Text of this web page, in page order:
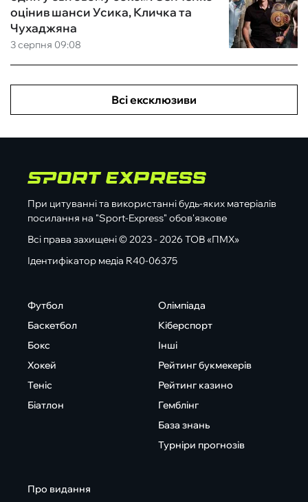
3 серпня 09:08
оцінив шанси Усика, Кличка та
Чухаджяна
Всі ексклюзиви
При цитуванні та використанні будь-яких матеріалів
посилання на "Sport-Express" обов'язкове
Всі права захищені © 2023 - 2026 ТОВ «ПМХ»
Ідентифікатор медіа R40-06375
Футбол
Баскетбол
Бокс
Хокей
Теніс
Біатлон
Олімпіада
Кіберспорт
Інші
Рейтинг букмекерів
Рейтинг казино
Гемблінг
База знань
Турніри прогнозів
Про видання